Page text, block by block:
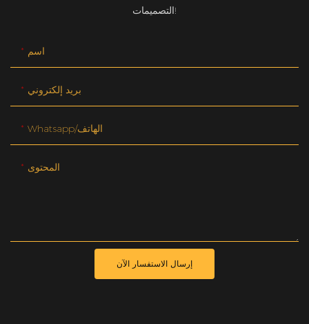
التصميمات!
اسم
بريد إلكتروني
Whatsapp/الهاتف
المحتوى
إرسال الاستفسار الآن